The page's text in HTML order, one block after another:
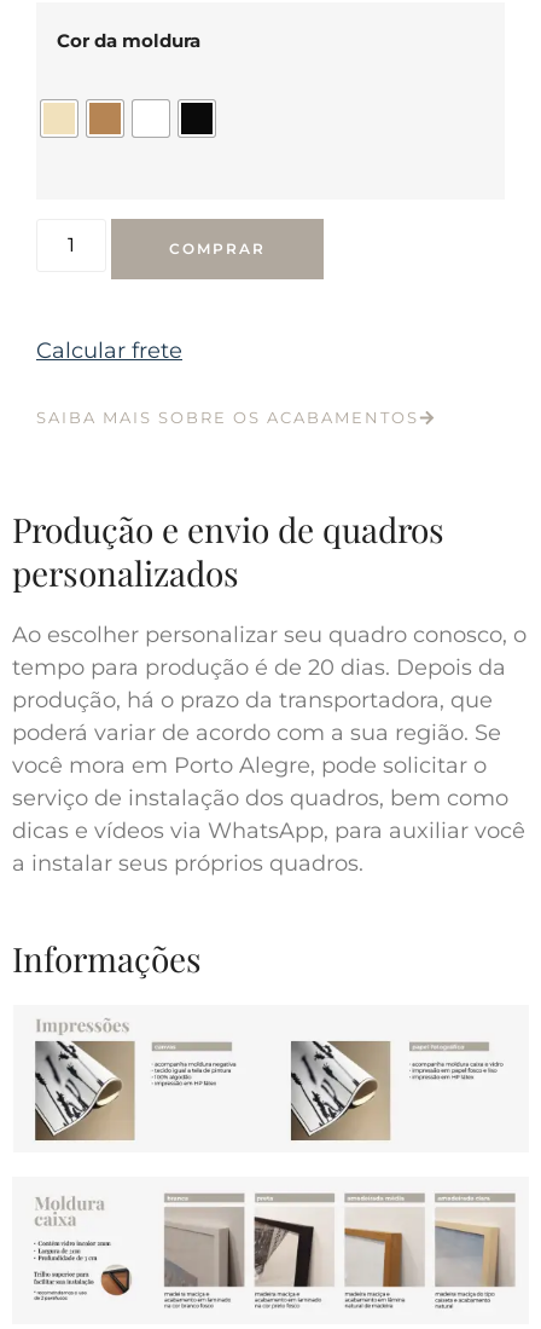
Cor da moldura
COMPRAR
Calcular frete
SAIBA MAIS SOBRE OS ACABAMENTOS
Produção e envio de quadros
personalizados
Ao escolher personalizar seu quadro conosco, o
tempo para produção é de 20 dias. Depois da
produção, há o prazo da transportadora, que
poderá variar de acordo com a sua região. Se
você mora em Porto Alegre, pode solicitar o
serviço de instalação dos quadros, bem como
dicas e vídeos via WhatsApp, para auxiliar você
a instalar seus próprios quadros.
Informações